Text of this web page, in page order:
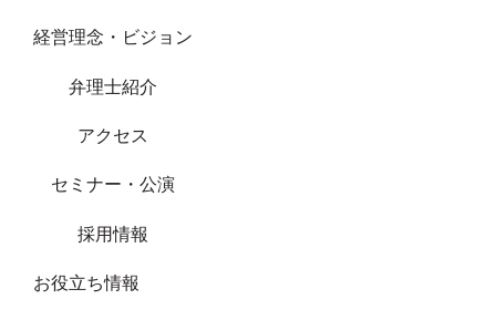
経営理念・ビジョン
弁理士紹介
アクセス
セミナー・公演
採用情報
お役立ち情報